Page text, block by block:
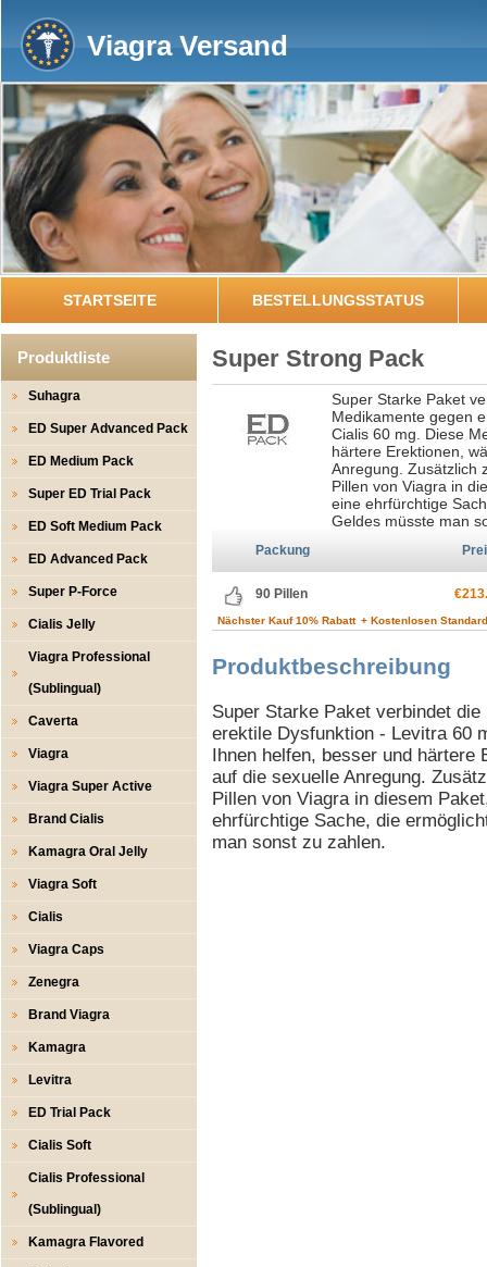
Viagra Versand
STARTSEITE BESTELLUNGSSTATUS
Produktliste
Suhagra
ED Super Advanced Pack
ED Medium Pack
Super ED Trial Pack
ED Soft Medium Pack
ED Advanced Pack
Super P-Force
Cialis Jelly
Viagra Professional
(Sublingual)
Caverta
Viagra
Viagra Super Active
Brand Cialis
Kamagra Oral Jelly
Viagra Soft
Cialis
Viagra Caps
Zenegra
Brand Viagra
Kamagra
Levitra
ED Trial Pack
Cialis Soft
Cialis Professional
(Sublingual)
Kamagra Flavored
Super Strong Pack
Super Starke Paket
Medikamente gegen
Cialis 60 mg. Diese
härtere Erektionen,
Anregung. Zusätzlich
Pillen von Viagra in
eine ehrfürchtige
Geldes müsste man
Packung
90 Pillen
Nächster Kauf 10% Rabatt + Kostenlosen
Produktbeschreibung
Super Starke Paket verbindet
erektile Dysfunktion - Levitra 60
Ihnen helfen, besser und härtere
auf die sexuelle Anregung.
Pillen von Viagra in diesem
ehrfürchtige Sache, die
man sonst zu zahlen.